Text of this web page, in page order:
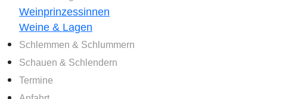
Weinprinzessinnen
Weine & Lagen
Schlemmen & Schlummern
Schauen & Schlendern
Termine